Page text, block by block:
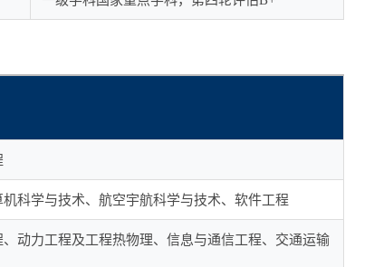
科学与技术、航空宇航科学与技术、软件工程
动力工程及工程热物理、信息与通信工程、交通运输